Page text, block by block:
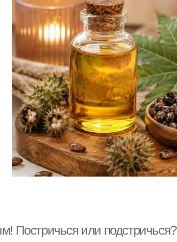
Постричься или подстричься?